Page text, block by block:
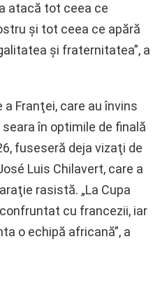
atacă tot ceea ce
şi tot ceea ce apără
şi fraternitatea”, a
Franţei, care au învins
în optimile de finală
fuseseră deja vizaţi de
Luis Chilavert, care a
rasistă. „La Cupa
cu francezii, iar
o echipă africană”, a